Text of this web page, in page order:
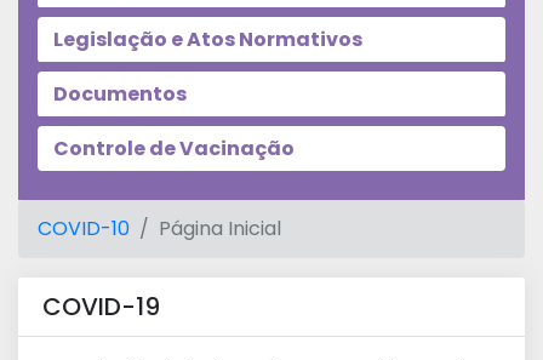
Legislação e Atos Normativos
Documentos
Controle de Vacinação
COVID-10 Página Inicial
COVID-19